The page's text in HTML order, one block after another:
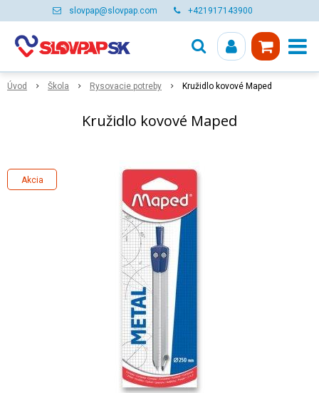
slovpap@slovpap.com +421917143900
Úvod Škola Rysovacie potreby Kružidlo kovové Maped
Kružidlo kovové Maped
Akcia